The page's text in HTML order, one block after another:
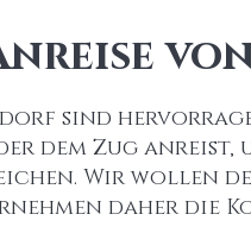
sind
dem Zug
Wir wollen
daher die